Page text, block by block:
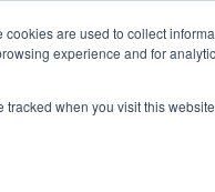
are used to collect
experience and for
tracked when you visit this